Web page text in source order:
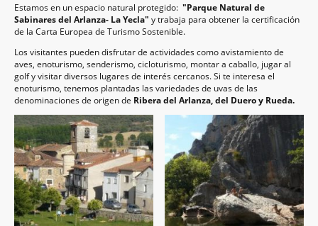
Estamos en un espacio natural protegido: "Parque Natural de
Sabinares del Arlanza- La Yecla" y trabaja para obtener la certificación
de la Carta Europea de Turismo Sostenible.
Los visitantes pueden disfrutar de actividades como avistamiento de
aves, enoturismo, senderismo, cicloturismo, montar a caballo, jugar al
golf y visitar diversos lugares de interés cercanos. Si te interesa el
enoturismo, tenemos plantadas las variedades de uvas de las
denominaciones de origen de Ribera del Arlanza, del Duero y Rueda.